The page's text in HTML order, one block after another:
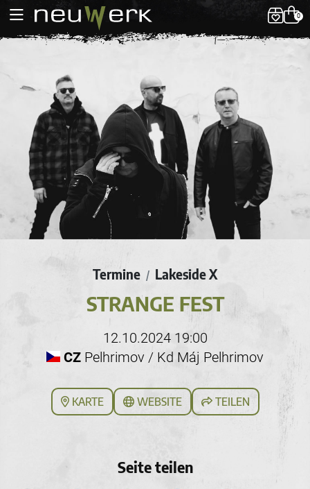
0
Termine / Lakeside X
STRANGE FEST
12.10.2024 19:00
CZPelhrimov / Kd Máj Pelhrimov
KARTE WEBSITE TEILEN
Seite teilen